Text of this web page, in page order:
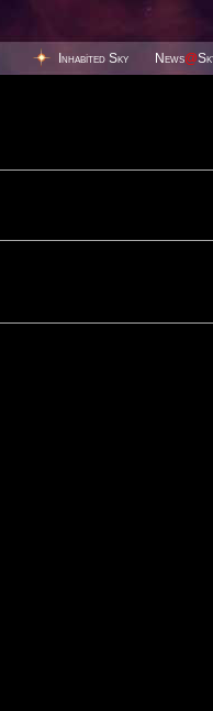
Inhabited Sky News@